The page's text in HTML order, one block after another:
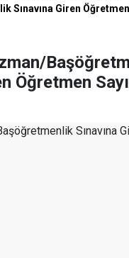
Sınavına Giren Öğretmen
Öğretmen